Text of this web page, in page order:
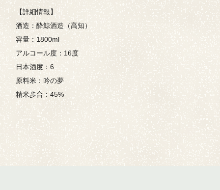
【詳細情報】
酒造：酔鯨酒造（高知）
容量：1800ml
アルコール度：16度
日本酒度：6
原料米：吟の夢
精米歩合：45%